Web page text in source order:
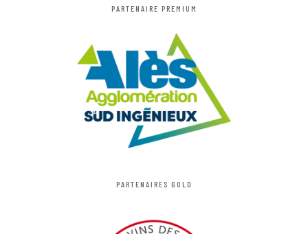
PARTENAIRE PREMIUM
PARTENAIRES GOLD